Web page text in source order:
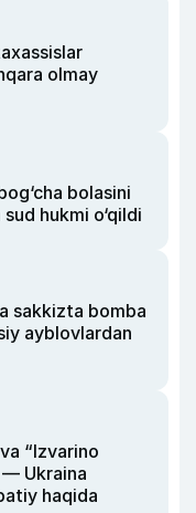
olmay
bolasini
hukmi o‘qildi
sakkizta bomba
ayblovlardan
“Izvarino
— Ukraina
haqida